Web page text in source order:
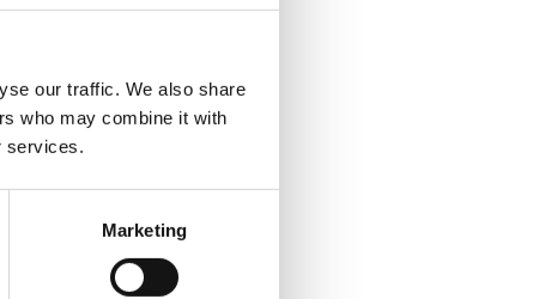
our traffic. We also share
who may combine it with
services.
Marketing
RAL-färg.
570 mm
mm